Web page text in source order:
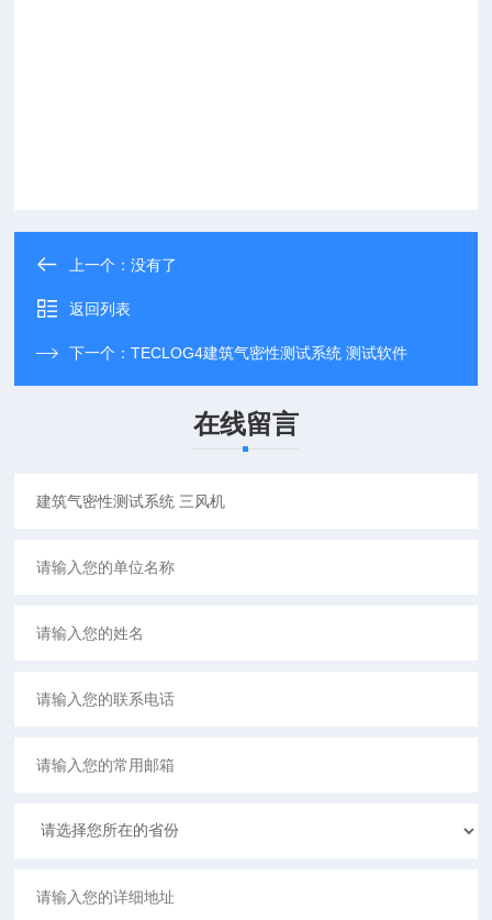
上一个：没有了
返回列表
下一个：TECLOG4建筑气密性测试系统 测试软件
在线留言